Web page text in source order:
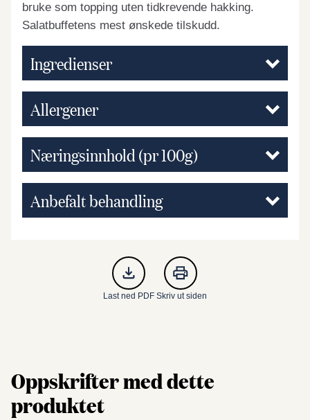
bruke som topping uten tidkrevende hakking.
Salatbuffetens mest ønskede tilskudd.
Ingredienser
Allergener
Næringsinnhold (pr 100g)
Anbefalt behandling
Last ned PDF Skriv ut siden
Oppskrifter med dette
produktet